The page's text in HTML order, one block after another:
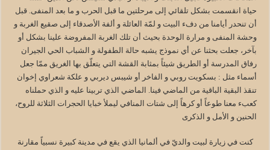
حياة انقسمت بشكل تلقائي إلى مرحلتين ما قبل الحرب و ما بعد المنفى. قبل
أن تنحدر أيامنا من دفء البيت و لمّة العائلة و ألفة الأصدقاء إلى صقيع الغربة و
وحشة المنفى و مرارة الوحدة بحيث أن تلك الغربة المفروضة علينا بشكل أو
بآخر، جعلت بحثنا عن أي نموذج يشبه حالة الطفولة و الشباب الحي الجيران
رفاق المدرسة أو الطريق شيئاً بمثابة القشة التي يتعلّق بها الغريق ممّا جعل
أسماء مثل : بسكويت روبي و الفاخر أو شيبس ديربي و علكة شعراوي إخوان
تنقذ البقية الباقية من الماضي فينا. الماضي الذي تربينا عليه و الذي حملناه
كعبء معنا طوعاً أو كرهاً إلى شتات المنافي ليملأ خبايا الحجرات الثلاثة للروح،
الحنين و الأمل و الذكرى
‎ كنت في زيارة لبيت والديّ في ألمانيا الذي يقع في مدينة كبيرة نسبياً مقارنة